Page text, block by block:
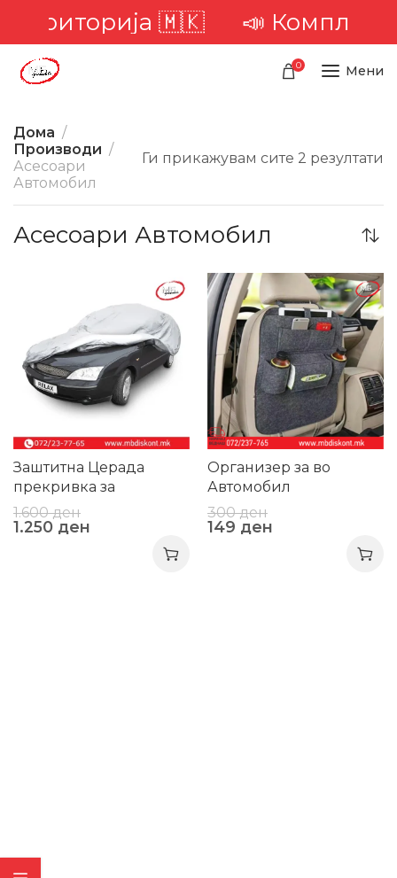
територија 🇲🇰 📣
0 Мени
Дома
Производи
Асесоари
Автомобил
Ги прикажувам сите 2 резултати
Асесоари Автомобил
Заштитна Церада
прекривка за
автомобил
1.600ден
1.250 ден
-50%
Организер за во
Автомобил
300ден
149 ден